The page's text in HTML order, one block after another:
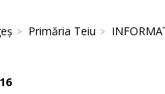
Primăria Teiu